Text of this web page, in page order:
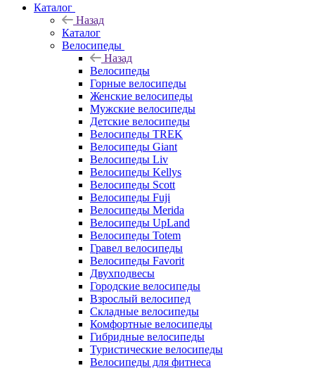
Каталог
Назад
Каталог
Велосипеды
Назад
Велосипеды
Горные велосипеды
Женские велосипеды
Мужские велосипеды
Детские велосипеды
Велосипеды TREK
Велосипеды Giant
Велосипеды Liv
Велосипеды Kellys
Велосипеды Scott
Велосипеды Fuji
Велосипеды Merida
Велосипеды UpLand
Велосипеды Totem
Гравел велосипеды
Велосипеды Favorit
Двухподвесы
Городские велосипеды
Взрослый велосипед
Складные велосипеды
Комфортные велосипеды
Гибридные велосипеды
Туристические велосипеды
Велосипеды для фитнеса